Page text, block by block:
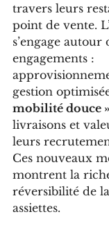
travers leurs
point de vente.
s’engage autour
engagements :
gestion
mobilité douce »
livraisons et
leurs
Ces nouveaux
montrent la
réversibilité de
assiettes.